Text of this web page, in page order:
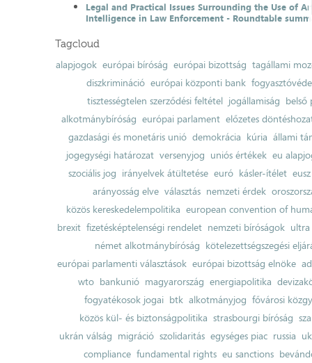
Legal and Practical Issues Surrounding the Use of
Intelligence in Law Enforcement - Roundtable
Tagcloud
alapjogok európai bíróság európai bizottság tagállami
diszkrimináció európai központi bank
tisztességtelen szerződési feltétel jogállamiság belső
alkotmánybíróság európai parlament előzetes
gazdasági és monetáris unió demokrácia kúria állami
jogegységi határozat versenyjog uniós értékek eu
szociális jog irányelvek átültetése euró kásler-ítélet
arányosság elve választás nemzeti érdek
közös kereskedelempolitika european convention of
brexit fizetésképtelenségi rendelet nemzeti bíróságok ultra
német alkotmánybíróság kötelezettségszegési
európai parlamenti választások európai bizottság elnöke
wto bankunió magyarország energiapolitika
fogyatékosok jogai btk alkotmányjog fővárosi
közös kül- és biztonságpolitika strasbourgi bíróság
ukrán válság migráció szolidaritás egységes piac russia
compliance fundamental rights eu sanctions